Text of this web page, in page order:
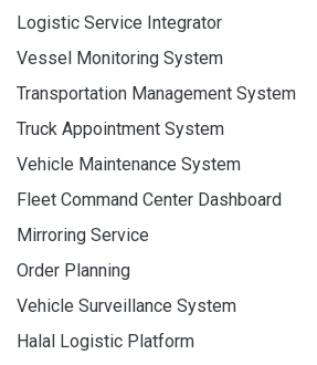
Logistic Service Integrator
Vessel Monitoring System
Transportation Management System
Truck Appointment System
Vehicle Maintenance System
Fleet Command Center Dashboard
Mirroring Service
Order Planning
Vehicle Surveillance System
Halal Logistic Platform